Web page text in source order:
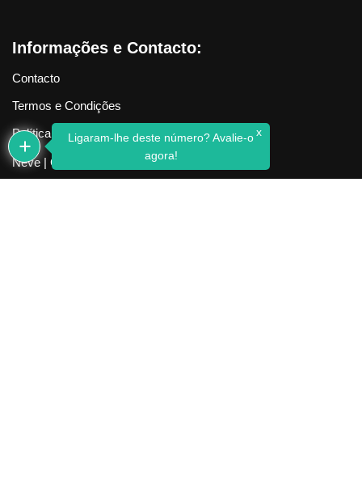
Informações e Contacto:
Contacto
Termos e Condições
Política de Privacidade
Neve| Criado com WordPress
Ligaram-lhe deste número? Avalie-o
agora!
x